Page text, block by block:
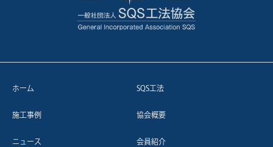
ホーム SQS工法
施工事例 協会概要
ニュース 会員紹介